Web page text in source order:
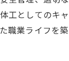
工としてのキ
業ライフを築